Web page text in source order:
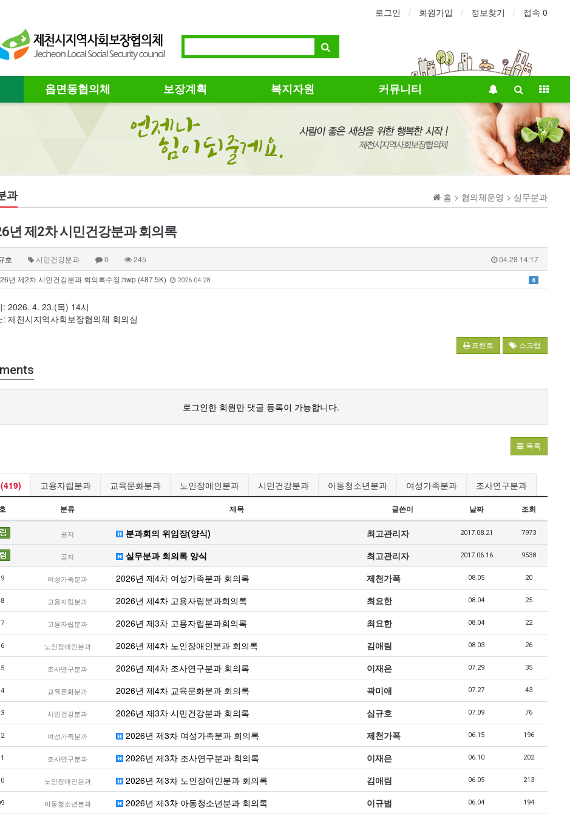
로그인 회원가입 정보찾기 접속 0
읍면동협의체 보장계획 복지자원 커뮤니티
홈 > 협의체운영 > 실무분과
과
년 제2차 시민건강분과 회의록
호 시민건강분과 0 245 04.28 14:17
6
년 제2차 시민건강분과 회의록수정.hwp (487.5K) 2026.04.28
: 2026. 4. 23.(목) 14시
: 제천시지역사회보장협의체 회의실
프린트 스크랩
로그인한 회원만 댓글 등록이 가능합니다.
목록
고용자립분과 교육문화분과 노인장애인분과 시민건강분과 아동청소년분과 여성가족분과 조사연구분과
분류 제목 글쓴이 날짜 조회
공지 분과회의 위임장(양식) 최고관리자 2017.08.21 7973
공지 실무분과 회의록 양식 최고관리자 2017.06.16 9538
여성가족분과 2026년 제4차 여성가족분과 회의록 제천가폭 08.05 20
고용자립분과 2026년 제4차 고용자립분과회의록 최요한 08.04 25
고용자립분과 2026년 제3차 고용자립분과회의록 최요한 08.04 22
노인장애인분과 2026년 제4차 노인장애인분과 회의록 김애림 08.03 26
조사연구분과 2026년 제4차 조사연구분과 회의록 이재은 07.29 35
교육문화분과 2026년 제4차 교육문화분과 회의록 곽미애 07.27 43
시민건강분과 2026년 제3차 시민건강분과 회의록 심규호 07.09 76
여성가족분과 2026년 제3차 여성가족분과 회의록 제천가폭 06.15 196
조사연구분과 2026년 제3차 조사연구분과 회의록 이재은 06.10 202
노인장애인분과 2026년 제3차 노인장애인분과 회의록 김애림 06.05 213
아동청소년분과 2026년 제3차 아동청소년분과 회의록 이규범 06.04 194